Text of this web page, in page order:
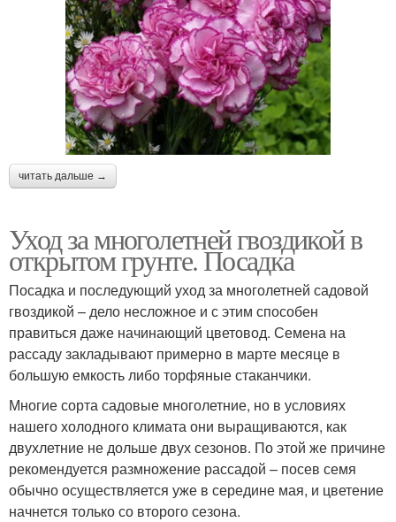
читать дальше →
Уход за многолетней гвоздикой в
открытом грунте. Посадка
Посадка и последующий уход за многолетней садовой
гвоздикой – дело несложное и с этим способен
правиться даже начинающий цветовод. Семена на
рассаду закладывают примерно в марте месяце в
большую емкость либо торфяные стаканчики.
Многие сорта садовые многолетние, но в условиях
нашего холодного климата они выращиваются, как
двухлетние не дольше двух сезонов. По этой же причине
рекомендуется размножение рассадой – посев семя
обычно осуществляется уже в середине мая, и цветение
начнется только со второго сезона.